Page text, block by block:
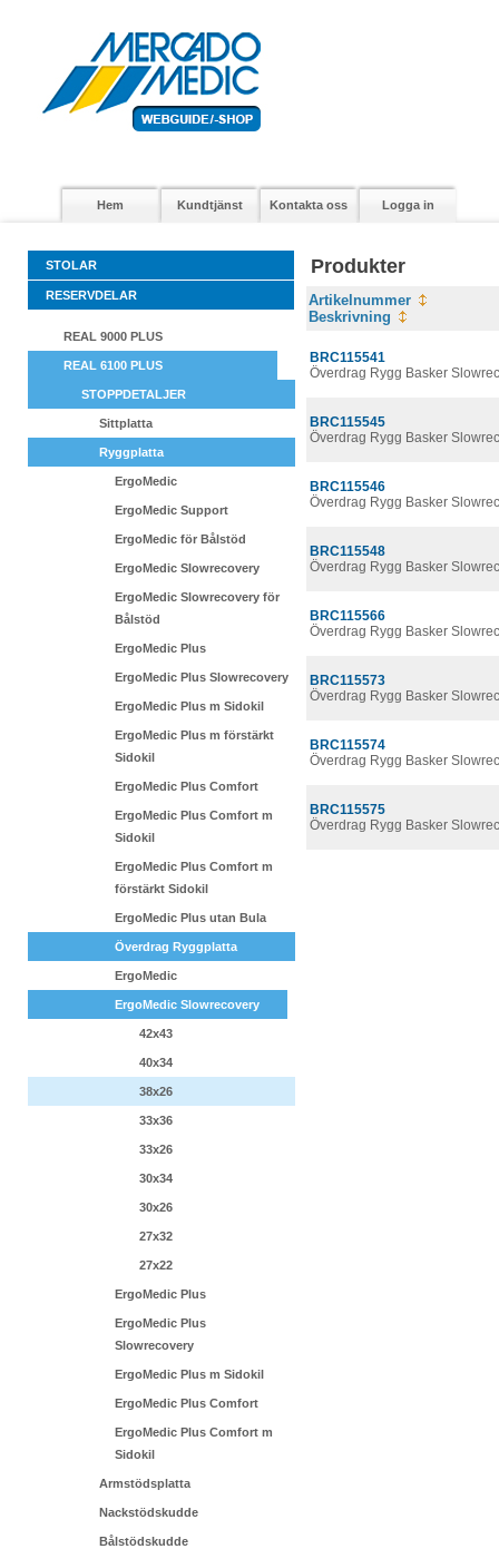
Hem Kundtjänst Kontakta oss Logga in
STOLAR
RESERVDELAR
REAL 9000 PLUS
REAL 6100 PLUS
STOPPDETALJER
Sittplatta
Ryggplatta
ErgoMedic
ErgoMedic Support
ErgoMedic för Bålstöd
ErgoMedic Slowrecovery
ErgoMedic Slowrecovery för
Bålstöd
ErgoMedic Plus
ErgoMedic Plus Slowrecovery
ErgoMedic Plus m Sidokil
ErgoMedic Plus m förstärkt
Sidokil
ErgoMedic Plus Comfort
ErgoMedic Plus Comfort m
Sidokil
ErgoMedic Plus Comfort m
förstärkt Sidokil
ErgoMedic Plus utan Bula
Överdrag Ryggplatta
ErgoMedic
ErgoMedic Slowrecovery
42x43
40x34
38x26
33x36
33x26
30x34
30x26
27x32
27x22
ErgoMedic Plus
ErgoMedic Plus
Slowrecovery
ErgoMedic Plus m Sidokil
ErgoMedic Plus Comfort
ErgoMedic Plus Comfort m
Sidokil
Armstödsplatta
Nackstödskudde
Bålstödskudde
Produkter
Artikelnummer
Beskrivning
BRC115541
Överdrag Rygg Basker
BRC115545
Överdrag Rygg Basker
BRC115546
Överdrag Rygg Basker
BRC115548
Överdrag Rygg Basker
BRC115566
Överdrag Rygg Basker
BRC115573
Överdrag Rygg Basker
BRC115574
Överdrag Rygg Basker
BRC115575
Överdrag Rygg Basker